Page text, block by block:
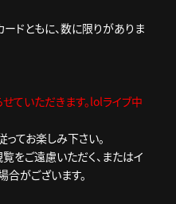
ドともに、数に限りがありま
ていただきます。lolライブ中
てお楽しみ下さい。
をご遠慮いただく、またはイ
がございます。